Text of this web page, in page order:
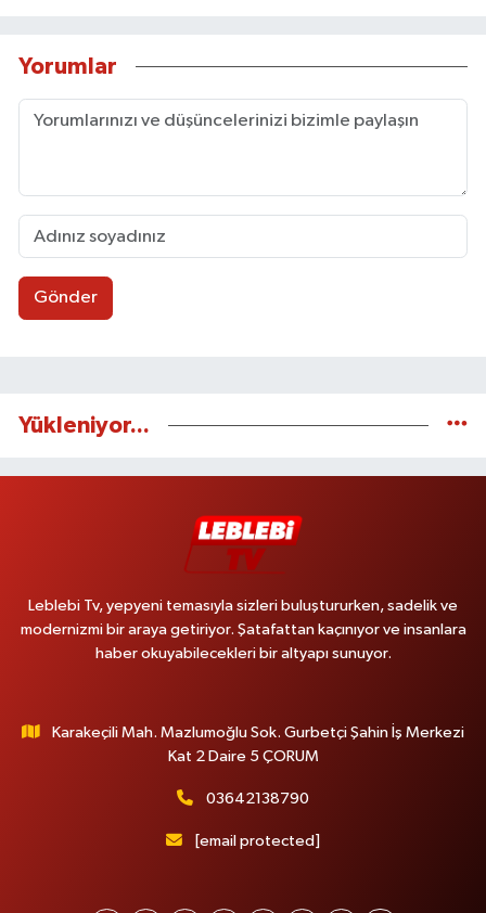
Yorumlar
Gönder
Yükleniyor...
Leblebi Tv, yepyeni temasıyla sizleri buluştururken, sadelik ve
modernizmi bir araya getiriyor. Şatafattan kaçınıyor ve insanlara
haber okuyabilecekleri bir altyapı sunuyor.
Karakeçili Mah. Mazlumoğlu Sok. Gurbetçi Şahin İş Merkezi
Kat 2 Daire 5 ÇORUM
03642138790
[email protected]